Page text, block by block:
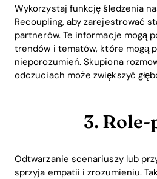
Wykorzystaj funkcję śledzenia
Recoupling, aby zarejestrować
partnerów. Te informacje mogą
trendów i tematów, które mogą
nieporozumień. Skupiona
odczuciach może zwiększyć
3.
Odtwarzanie scenariuszy lub
sprzyja empatii i zrozumieniu.